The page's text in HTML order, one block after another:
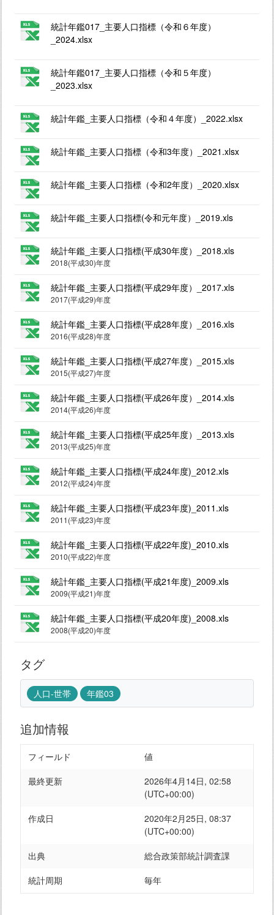
統計年鑑017_主要人口指標（令和６年度）
_2024.xlsx
統計年鑑017_主要人口指標（令和５年度）
_2023.xlsx
統計年鑑_主要人口指標（令和４年度）_2022.xlsx
統計年鑑_主要人口指標（令和3年度）_2021.xlsx
統計年鑑_主要人口指標（令和2年度）_2020.xlsx
統計年鑑_主要人口指標(令和元年度）_2019.xls
統計年鑑_主要人口指標(平成30年度）_2018.xls
2018(平成30)年度
統計年鑑_主要人口指標(平成29年度）_2017.xls
2017(平成29)年度
統計年鑑_主要人口指標(平成28年度）_2016.xls
2016(平成28)年度
統計年鑑_主要人口指標(平成27年度）_2015.xls
2015(平成27)年度
統計年鑑_主要人口指標(平成26年度）_2014.xls
2014(平成26)年度
統計年鑑_主要人口指標(平成25年度）_2013.xls
2013(平成25)年度
統計年鑑_主要人口指標(平成24年度)_2012.xls
2012(平成24)年度
統計年鑑_主要人口指標(平成23年度)_2011.xls
2011(平成23)年度
統計年鑑_主要人口指標(平成22年度)_2010.xls
2010(平成22)年度
統計年鑑_主要人口指標(平成21年度)_2009.xls
2009(平成21)年度
統計年鑑_主要人口指標(平成20年度)_2008.xls
2008(平成20)年度
タグ
人口-世帯 年鑑03
追加情報
フィールド
値
最終更新
2026年4月14日, 02:58
(UTC+00:00)
作成日
2020年2月25日, 08:37
(UTC+00:00)
出典
総合政策部統計調査課
統計周期
毎年